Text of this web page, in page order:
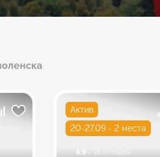
Актив
20-27.09 - 2 места
4.9 / 16 отзывов